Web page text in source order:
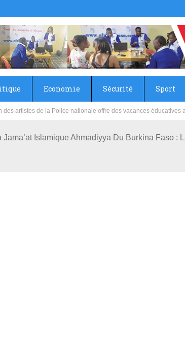
Economie Sécurité Sport
primaire et collège du Camp Général Aboubacar Sangoulé
Islamique Ahmadiyya Du Burkina Faso :